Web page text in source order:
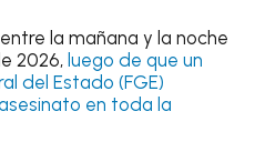
la mañana y la noche
2026, luego de que un
del Estado (FGE)
en toda la